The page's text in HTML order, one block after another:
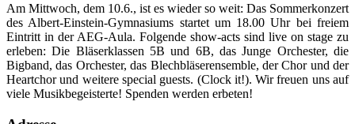
Am Mittwoch, dem 10.6., ist es wieder so weit: Das Sommerkonzert
des Albert-Einstein-Gymnasiums startet um 18.00 Uhr bei freiem
Eintritt in der AEG-Aula. Folgende show-acts sind live on stage zu
erleben: Die Bläserklassen 5B und 6B, das Junge Orchester, die
Bigband, das Orchester, das Blechbläserensemble, der Chor und der
Heartchor und weitere special guests. (Clock it!). Wir freuen uns auf
viele Musikbegeisterte! Spenden werden erbeten!